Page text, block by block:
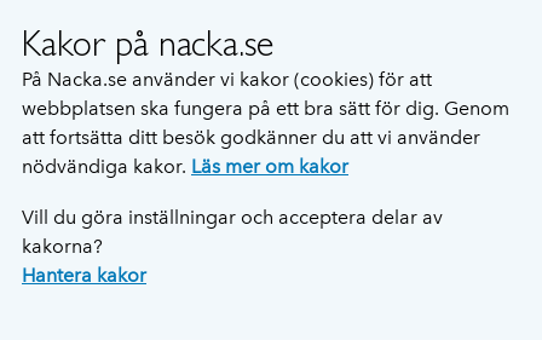
Kakor på nacka.se
På Nacka.se använder vi kakor (cookies) för att
webbplatsen ska fungera på ett bra sätt för dig. Genom
att fortsätta ditt besök godkänner du att vi använder
nödvändiga kakor. Läs mer om kakor
Vill du göra inställningar och acceptera delar av
kakorna?
Hantera kakor